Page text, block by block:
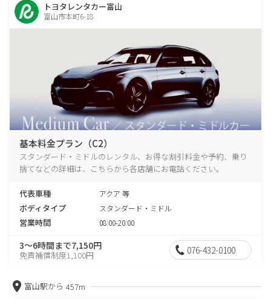
トヨタレンタカー富山
富山市本町6-18
基本料金プラン（C2）
スタンダード・ミドルのレンタル、お得な割引料金や予約、乗り
捨てなどの詳細は、こちらから各店舗にお電話ください。
代表車種 アクア 等
ボディタイプ スタンダード・ミドル
営業時間 08:00-20:00
3～6時間まで7,150円
免責補償制度1,100円 076-432-0100
富山駅から 457m